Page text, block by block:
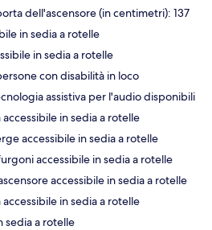
dell'ascensore (in centimetri): 137
in sedia a rotelle
in sedia a rotelle
con disabilità in loco
assistiva per l'audio disponibili
in sedia a rotelle
accessibile in sedia a rotelle
accessibile in sedia a rotelle
accessibile in sedia a rotelle
in sedia a rotelle
sedia a rotelle